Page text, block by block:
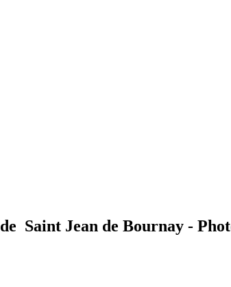
Saint Jean de Bournay -